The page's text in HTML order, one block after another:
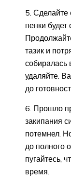
5. Сделайте
пенки будет
тазик и
собиралась
удаляйте.
до
6. Прошло
закипания
потемнел.
до полного
пугайтесь,
время.